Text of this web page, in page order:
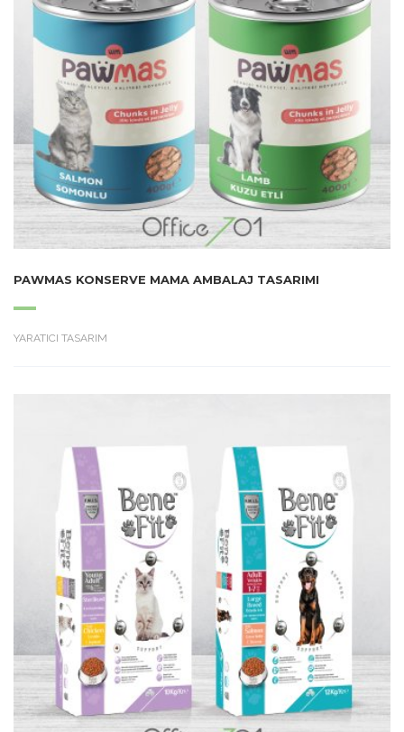
PAWMAS KONSERVE MAMA AMBALAJ TASARIMI
YARATICI TASARIM